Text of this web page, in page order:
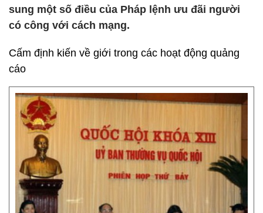
sung một số điều của Pháp lệnh ưu đãi người
có công với cách mạng.
Cấm định kiến về giới trong các hoạt động quảng
cáo